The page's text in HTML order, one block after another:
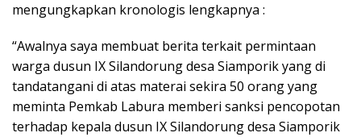
mengungkapkan kronologis lengkapnya :
“Awalnya saya membuat berita terkait permintaan
warga dusun IX Silandorung desa Siamporik yang di
tandatangani di atas materai sekira 50 orang yang
meminta Pemkab Labura memberi sanksi pencopotan
terhadap kepala dusun IX Silandorung desa Siamporik